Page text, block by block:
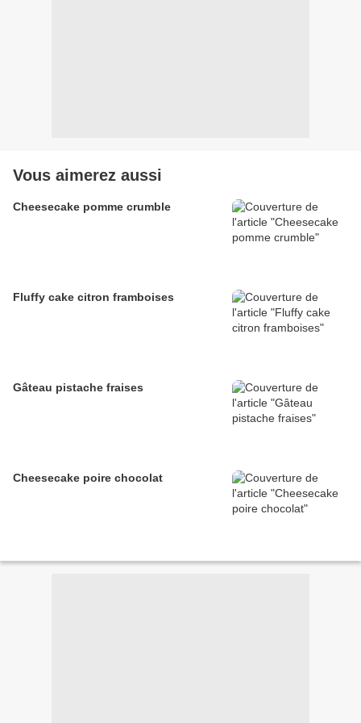
Vous aimerez aussi
Cheesecake pomme crumble
Fluffy cake citron framboises
Gâteau pistache fraises
Cheesecake poire chocolat